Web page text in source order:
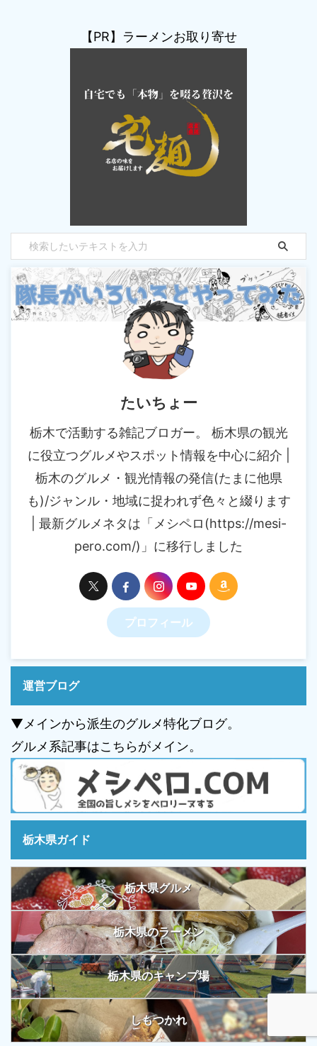
【PR】ラーメンお取り寄せ
たいちょー
栃木で活動する雑記ブロガー。 栃木県の観光
に役立つグルメやスポット情報を中心に紹介 |
栃木のグルメ・観光情報の発信(たまに他県
も)/ジャンル・地域に捉われず色々と綴ります
| 最新グルメネタは「メシペロ(https://mesi-
pero.com/)」に移行しました
プロフィール
運営ブログ
▼メインから派生のグルメ特化ブログ。
グルメ系記事はこちらがメイン。
栃木県ガイド
栃木県グルメ
栃木県のラーメン
栃木県のキャンプ場
しもつかれ